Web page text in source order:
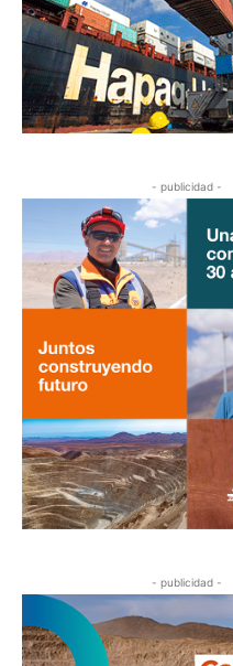
- publicidad -
- publicidad -